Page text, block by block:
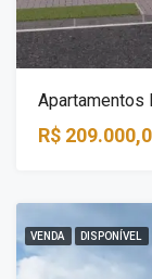
Apartamentos
R$
VENDA DISPONÍVEL